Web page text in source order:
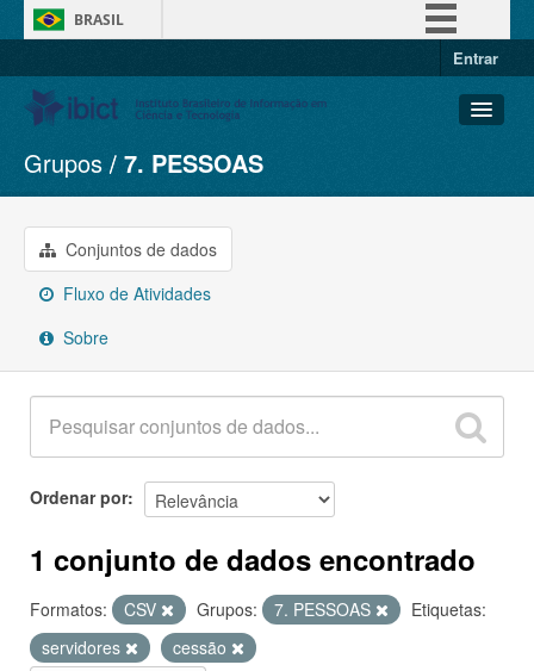
BRASIL
Entrar
Conjuntos de dados
Organizações
Grupos
Sobre
Grupos 7. PESSOAS
Conjuntos de dados
Fluxo de Atividades
Sobre
Ordenar por
1 conjunto de dados encontrado
Formatos: CSV Grupos: 7. PESSOAS
Etiquetas:
servidores
cessão